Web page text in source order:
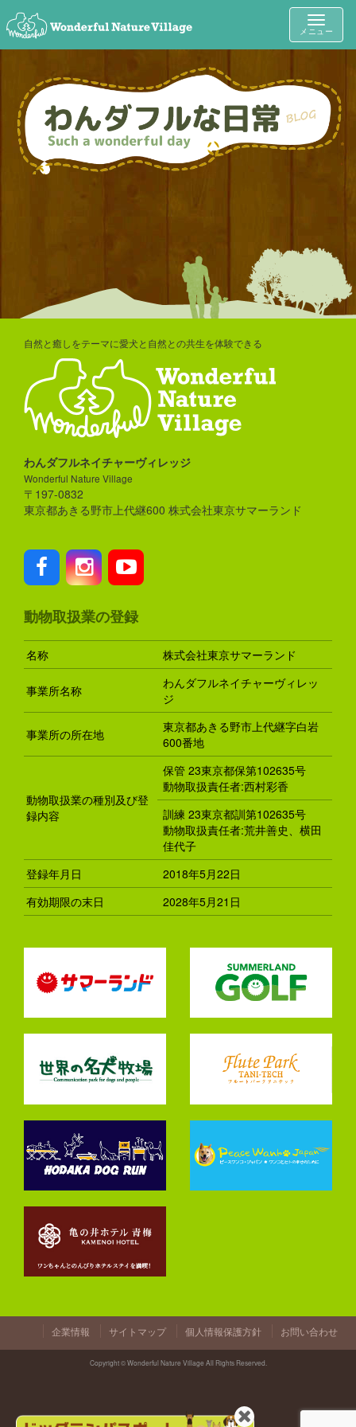
Toggle
メニュー
自然と癒しをテーマに愛犬と自然との共生を体験できる
わんダフルネイチャーヴィレッジ
Wonderful Nature Village
〒197-0832
東京都あきる野市上代継600 株式会社東京サマーランド
動物取扱業の登録
名称 株式会社東京サマーランド
事業所名称
わんダフルネイチャーヴィレッ
ジ
事業所の所在地
東京都あきる野市上代継字白岩
600番地
動物取扱業の種別及び登
録内容
保管 23東京都保第102635号
動物取扱責任者:西村彩香
訓練 23東京都訓第102635号
動物取扱責任者:荒井善史、横田
佳代子
登録年月日
2018年5月22日
有効期限の末日
2028年5月21日
企業情報 サイトマップ 個人情報保護方針 お問い合わせ
Copyright © Wonderful Nature Village All Rights Reserved.
閉